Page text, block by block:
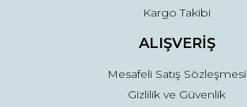
Kargo Takibi
ALIŞVERİŞ
Mesafeli Satış Sözleşmesi
Gizlilik ve Güvenlik